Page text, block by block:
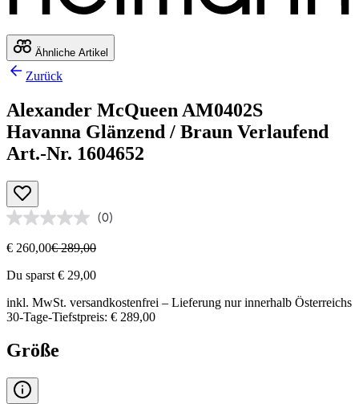
Ähnliche Artikel
Zurück
Alexander McQueen AM0402S
Havanna Glänzend / Braun Verlaufend
Art.-Nr. 1604652
(0)
€ 260,00€ 289,00
Du sparst € 29,00
inkl. MwSt. versandkostenfrei – Lieferung nur innerhalb Österreichs
30-Tage-Tiefstpreis: € 289,00
Größe